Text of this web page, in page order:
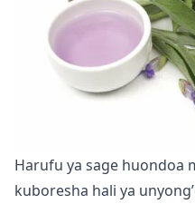
Harufu ya sage huondoa
kuboresha hali ya